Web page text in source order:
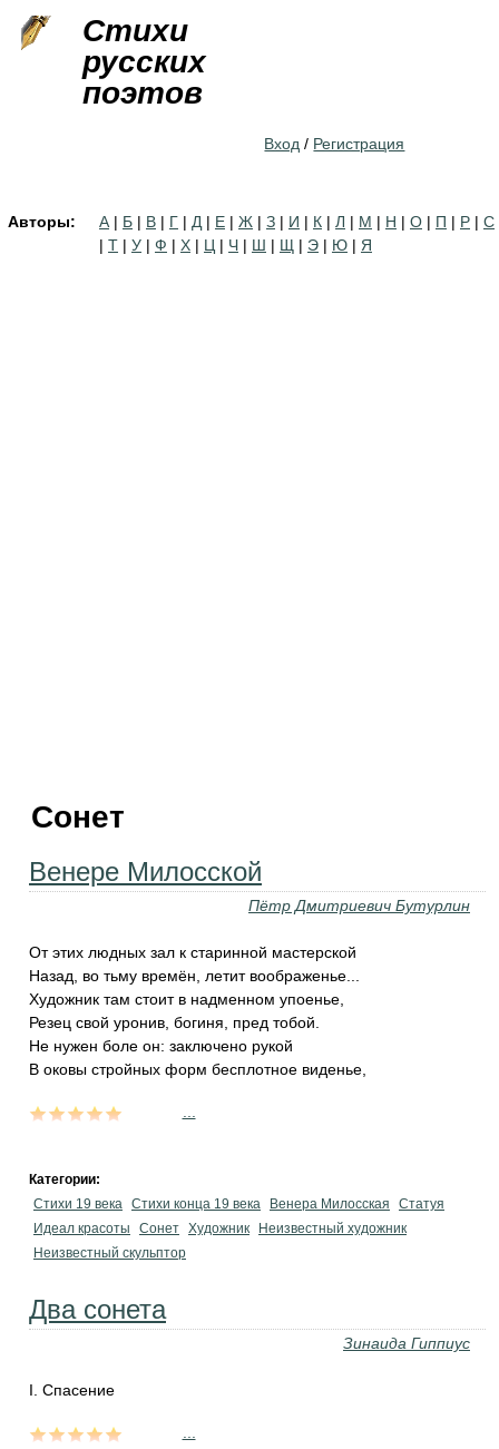
Стихи
русских
поэтов
Вход / Регистрация
Авторы: А | Б | В | Г | Д | Е | Ж | З | И | К | Л | М | Н | О | П | Р | С
| Т | У | Ф | Х | Ц | Ч | Ш | Щ | Э | Ю | Я
Сонет
Венере Милосской
Пётр Дмитриевич Бутурлин
От этих людных зал к старинной мастерской
Назад, во тьму времён, летит воображенье...
Художник там стоит в надменном упоенье,
Резец свой уронив, богиня, пред тобой.
Не нужен боле он: заключено рукой
В оковы стройных форм бесплотное виденье,
Категории:
Стихи 19 века Стихи конца 19 века Венера Милосская
Статуя
Идеал красоты
Сонет Художник
Неизвестный художник
Неизвестный скульптор
Два сонета
Зинаида Гиппиус
I. Спасение